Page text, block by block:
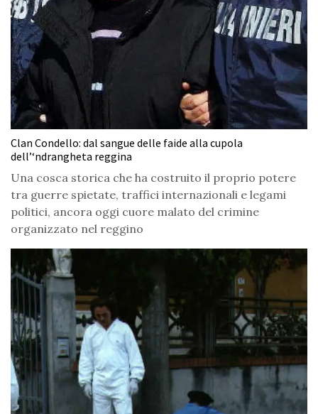
Clan Condello: dal sangue delle faide alla cupola
dell’‘ndrangheta reggina
Una cosca storica che ha costruito il proprio potere
tra guerre spietate, traffici internazionali e legami
politici, ancora oggi cuore malato del crimine
organizzato nel reggino